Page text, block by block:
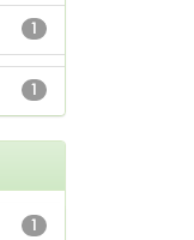
1
1
1